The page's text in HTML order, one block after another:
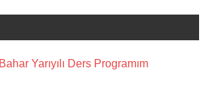
Yarıyılı Ders Programım